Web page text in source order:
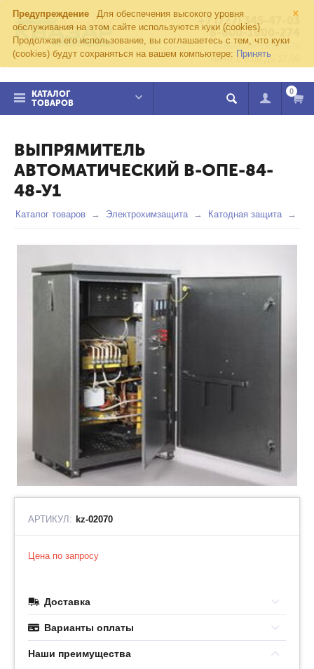
×
Предупреждение
Для обеспечения высокого уровня
обслуживания на этом сайте используются куки (cookies).
Продолжая его использование, вы соглашаетесь с тем, что куки
(cookies) будут сохраняться на вашем компьютере: Принять
+7 (727) 345-47-03
8-800-1000-274
kvazar91@yandex.ru
Пн-пт с 8:00 до 17:00
КАТАЛОГ
ТОВАРОВ
0
ВЫПРЯМИТЕЛЬ
АВТОМАТИЧЕСКИЙ В-ОПЕ-84-
48-У1
Каталог товаров Электрохимзащита Катодная защита
АРТИКУЛ: kz-02070
Цена по запросу
Доставка
Варианты оплаты
Наши преимущества